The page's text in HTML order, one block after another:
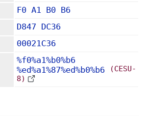
F0 A1 B0 B6
D847 DC36
00021C36
%f0%a1%b0%b6
%ed%a1%87%ed%b0%b6
(CESU-
8)